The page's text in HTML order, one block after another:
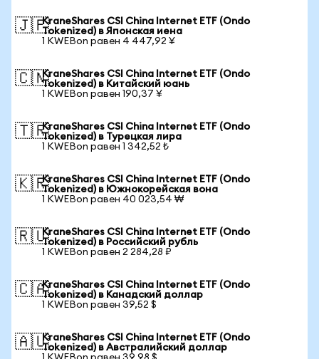
🇯🇵KraneShares CSI China Internet ETF (Ondo
Tokenized) в Японская иена
1 KWEBon равен 4 447,92 ¥
🇨🇳KraneShares CSI China Internet ETF (Ondo
Tokenized) в Китайский юань
1 KWEBon равен 190,37 ¥
🇹🇷KraneShares CSI China Internet ETF (Ondo
Tokenized) в Турецкая лира
1 KWEBon равен 1 342,52 ₺
🇰🇷KraneShares CSI China Internet ETF (Ondo
Tokenized) в Южнокорейская вона
1 KWEBon равен 40 023,54 ₩
🇷🇺KraneShares CSI China Internet ETF (Ondo
Tokenized) в Российский рубль
1 KWEBon равен 2 284,28 ₽
🇨🇦KraneShares CSI China Internet ETF (Ondo
Tokenized) в Канадский доллар
1 KWEBon равен 39,52 $
🇦🇺KraneShares CSI China Internet ETF (Ondo
Tokenized) в Австралийский доллар